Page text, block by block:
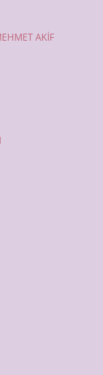
AKİF